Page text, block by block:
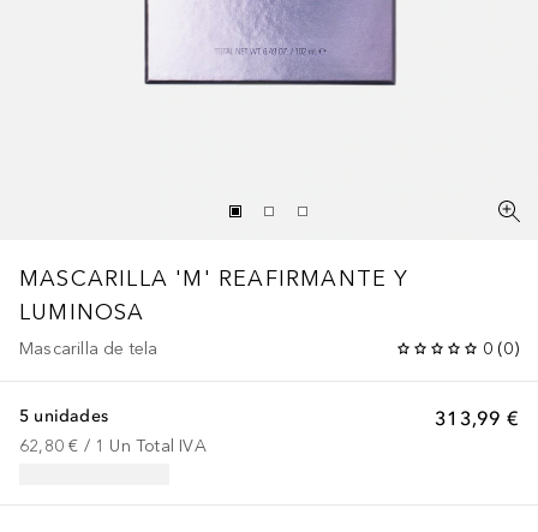
MASCARILLA 'M' REAFIRMANTE Y
LUMINOSA
Mascarilla de tela 0 (0)
313,99 €
5 unidades
62,80 € / 1 Un Total IVA